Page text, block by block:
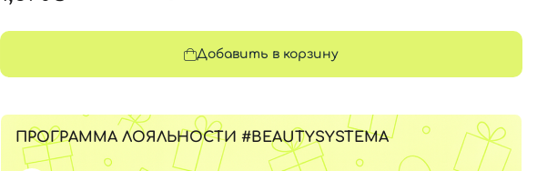
Добавить в корзину
ПРОГРАММА ЛОЯЛЬНОСТИ #BEAUTYSYSTEMA